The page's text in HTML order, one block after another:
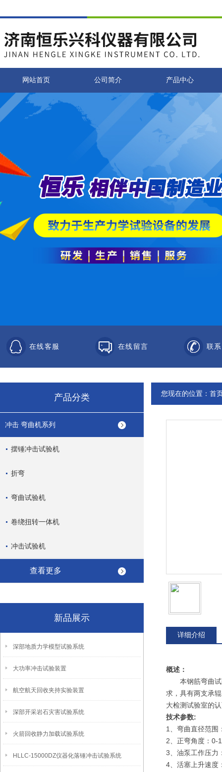
网站首页 公司简介 产品中心
在线客服 在线留言 联
产品分类
冲击 弯曲机系列
摆锤冲击试验机
折弯
弯曲试验机
卷绕扭转一体机
冲击试验机
查看更多
新品展示
深部地质力学模型试验系统
大功率冲击试验装置
航空航天回收夹持实验装置
深部开采岩石灾害试验系统
火箭回收静力加载试验系统
HLLC-15000DZ仪器化落锤冲击试验系统
您现在的位置： 首
详细介绍
概述：
本钢筋弯曲试
求，具有两支承
大检测试验室的
技术参数:
1、弯曲直径范
2、正弯角度：0-
3、油泵工作压
4、活塞上升速度